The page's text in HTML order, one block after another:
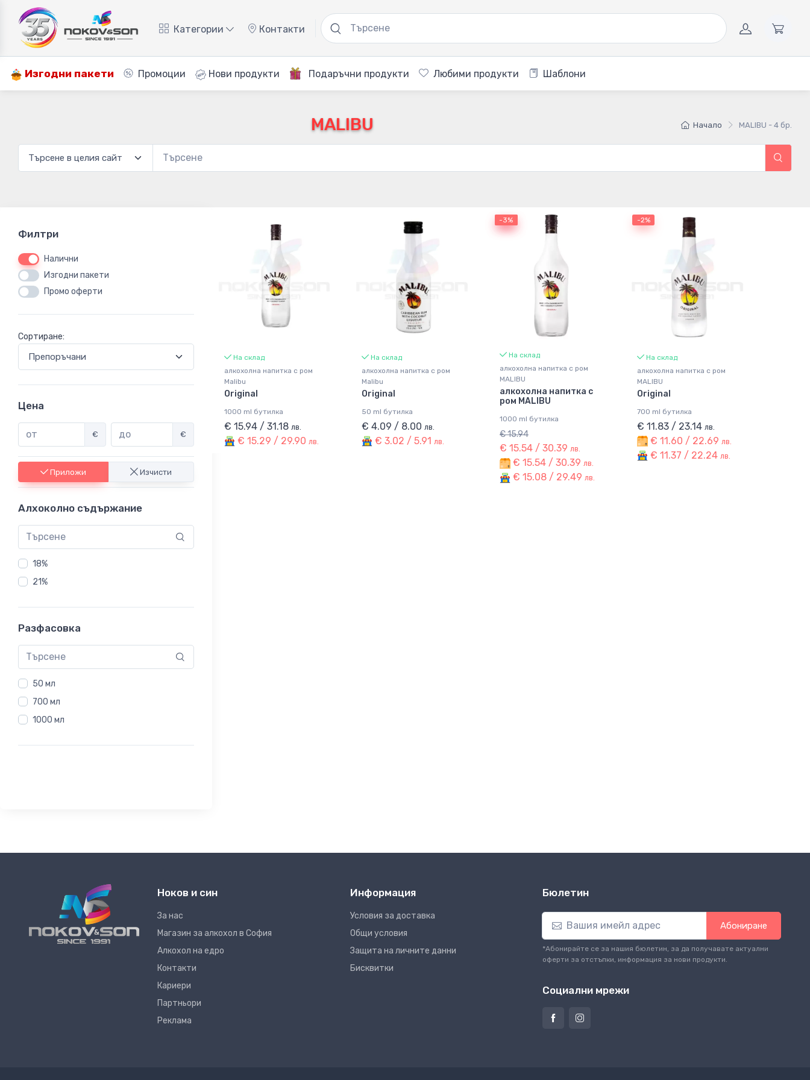
Категории Контакти
Изгодни пакети Промоции Нови продукти Подаръчни продукти Любими продукти Шаблони
MALIBU Начало MALIBU - 4 бр.
Филтри
Налични
Изгодни пакети
Промо оферти
Сортиране:
Цена
€ €
Приложи Изчисти
Алхоколно съдържание
18%
21%
Разфасовка
50 мл
700 мл
1000 мл
На склад
алкохолна напитка с ром
Malibu
Original
1000 ml бутилка
€ 15.94 / 31.18 лв.
€ 15.29 / 29.90 лв.
На склад
алкохолна напитка с ром
Malibu
Original
50 ml бутилка
€ 4.09 / 8.00 лв.
€ 3.02 / 5.91 лв.
-3%
-3%
На склад
алкохолна напитка с ром
MALIBU
алкохолна напитка с
ром MALIBU
1000 ml бутилка
€ 15.94
€ 15.54 / 30.39 лв.
€ 15.54 / 30.39 лв.
€ 15.08 / 29.49 лв.
-2%
На склад
алкохолна напитка с ром
MALIBU
Original
700 ml бутилка
€ 11.83 / 23.14 лв.
€ 11.60 / 22.69 лв.
€ 11.37 / 22.24 лв.
Ноков и син
За нас
Магазин за алкохол в София
Алкохол на едро
Контакти
Кариери
Партньори
Реклама
Информация
Условия за доставка
Общи условия
Защита на личните данни
Бисквитки
Бюлетин
Абониране
*Абонирайте се за нашия бюлетин, за да получавате актуални
оферти за отстъпки, информация за нови продукти.
Социални мрежи